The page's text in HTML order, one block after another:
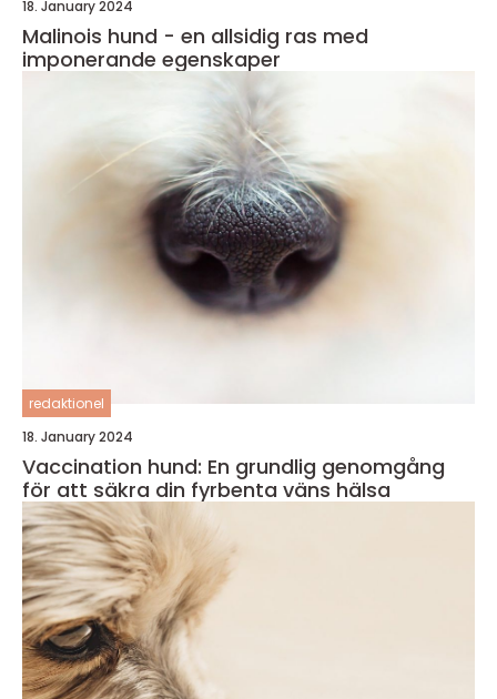
18. January 2024
Malinois hund - en allsidig ras med
imponerande egenskaper
redaktionel
18. January 2024
Vaccination hund: En grundlig genomgång
för att säkra din fyrbenta väns hälsa